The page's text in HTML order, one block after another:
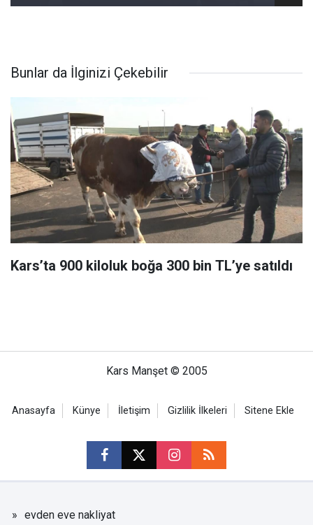
Bunlar da İlginizi Çekebilir
Kars’ta 900 kiloluk boğa 300 bin TL’ye satıldı
Kars Manşet © 2005
Anasayfa Künye İletişim Gizlilik İlkeleri Sitene Ekle
evden eve nakliyat